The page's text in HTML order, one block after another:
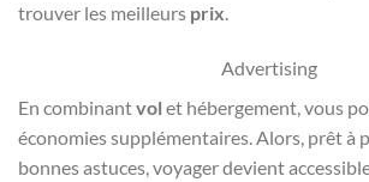
trouver les meilleurs prix
Advertising
En combinantvol et hébergement, vous
économies supplémentaires. Alors, prêt à
bonnes astuces, voyager devient